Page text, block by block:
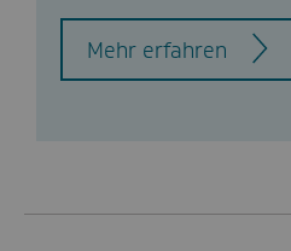
Mehr erfahren